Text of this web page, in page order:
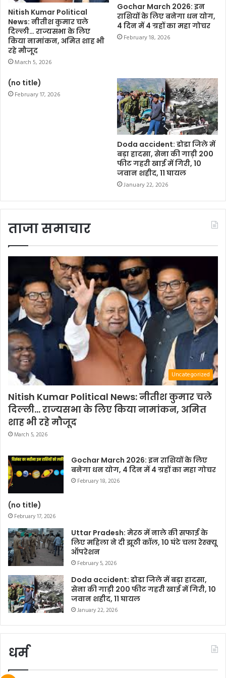
Nitish Kumar Political
News: नीतीश कुमार चले
दिल्ली… राज्यसभा के लिए
किया नामांकन, अमित शाह भी
रहे मौजूद
March 5, 2026
Gochar March 2026: इन
राशियों के लिए बनेगा धन योग,
4 दिन में 4 ग्रहों का महा गोचर
February 18, 2026
(no title)
February 17, 2026
Doda accident: डोडा जिले में
बड़ा हादसा, सेना की गाड़ी 200
फीट गहरी खाई में गिरी, 10
जवान शहीद, 11 घायल
January 22, 2026
ताजा समाचार
Uncategorized
Nitish Kumar Political News: नीतीश कुमार चले
दिल्ली… राज्यसभा के लिए किया नामांकन, अमित
शाह भी रहे मौजूद
March 5, 2026
Gochar March 2026: इन राशियों के लिए
बनेगा धन योग, 4 दिन में 4 ग्रहों का महा गोचर
February 18, 2026
(no title)
February 17, 2026
Uttar Pradesh: मेरठ में नाले की सफाई के
लिए महिला ने दी झूठी कॉल, 10 घंटे चला रेस्क्यू
ऑपरेशन
February 5, 2026
Doda accident: डोडा जिले में बड़ा हादसा,
सेना की गाड़ी 200 फीट गहरी खाई में गिरी, 10
जवान शहीद, 11 घायल
January 22, 2026
धर्म